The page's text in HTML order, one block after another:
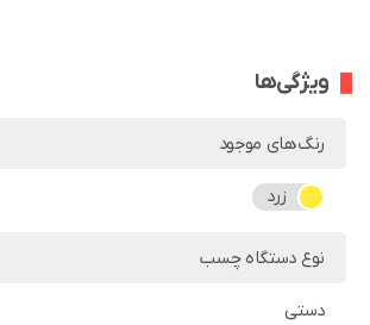
ویژگی‌ها
رنگ‌های موجود
زرد
نوع دستگاه چسب
دستی